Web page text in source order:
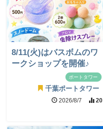
8/11(火)はバスボムのワ
ークショップを開催♪
ポートタワー
千葉ポートタワー
2026/8/7 20